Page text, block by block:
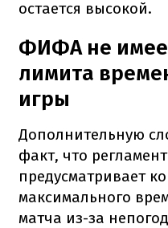
остается высокой.
ФИФА не
лимита
игры
Дополнительную
факт, что
предусматривает
максимального
матча из-за